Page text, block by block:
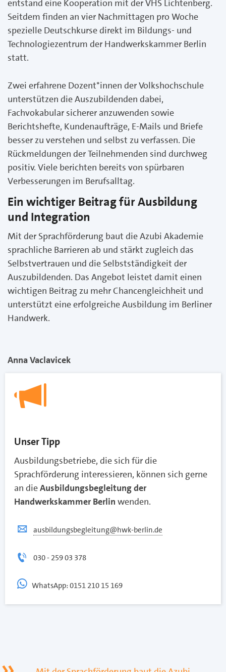
entstand eine Kooperation mit der VHS Lichtenberg.
Seitdem finden an vier Nachmittagen pro Woche
spezielle Deutschkurse direkt im Bildungs- und
Technologiezentrum der Handwerkskammer Berlin
statt.
Zwei erfahrene Dozent*innen der Volkshochschule
unterstützen die Auszubildenden dabei,
Fachvokabular sicherer anzuwenden sowie
Berichtshefte, Kundenaufträge, E-Mails und Briefe
besser zu verstehen und selbst zu verfassen. Die
Rückmeldungen der Teilnehmenden sind durchweg
positiv. Viele berichten bereits von spürbaren
Verbesserungen im Berufsalltag.
Ein wichtiger Beitrag für Ausbildung
und Integration
Mit der Sprachförderung baut die Azubi Akademie
sprachliche Barrieren ab und stärkt zugleich das
Selbstvertrauen und die Selbstständigkeit der
Auszubildenden. Das Angebot leistet damit einen
wichtigen Beitrag zu mehr Chancengleichheit und
unterstützt eine erfolgreiche Ausbildung im Berliner
Handwerk.
Anna Vaclavicek
Unser Tipp
Ausbildungsbetriebe, die sich für die
Sprachförderung interessieren, können sich gerne
an dieAusbildungsbegleitung der
Handwerkskammer Berlin wenden.
ausbildungsbegleitung@hwk-berlin.de
030 - 259 03 378
WhatsApp: 0151 210 15 169